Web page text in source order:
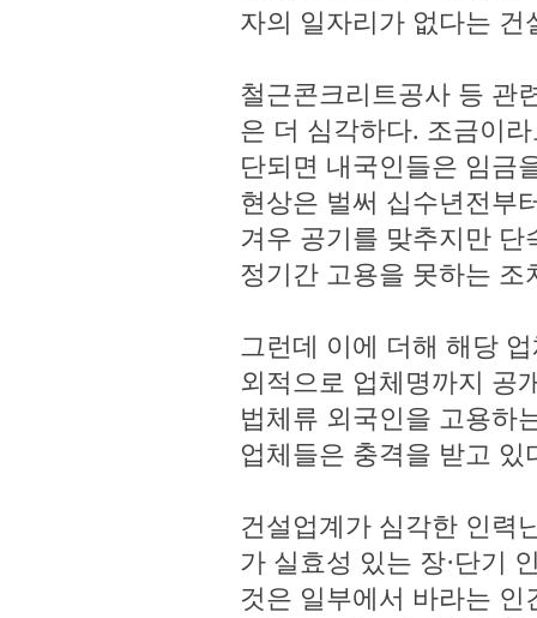
자의 일자리가 없다는
철근콘크리트공사 등 관
은 더 심각하다. 조금이
단되면 내국인들은 임금
현상은 벌써 십수년전부
겨우 공기를 맞추지만
정기간 고용을 못하는 조
그런데 이에 더해 해당
외적으로 업체명까지 공
법체류 외국인을 고용하
업체들은 충격을 받고 있
건설업계가 심각한 인력
가 실효성 있는 장·단기
것은 일부에서 바라는